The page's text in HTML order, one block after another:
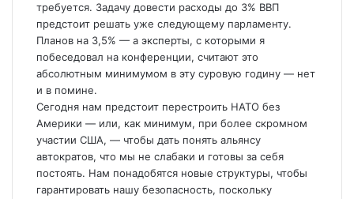
требуется. Задачу довести расходы до 3% ВВП
предстоит решать уже следующему парламенту.
Планов на 3,5% — а эксперты, с которыми я
побеседовал на конференции, считают это
абсолютным минимумом в эту суровую годину — нет
и в помине.
Сегодня нам предстоит перестроить НАТО без
Америки — или, как минимум, при более скромном
участии США, — чтобы дать понять альянсу
автократов, что мы не слабаки и готовы за себя
постоять. Нам понадобятся новые структуры, чтобы
гарантировать нашу безопасность, поскольку